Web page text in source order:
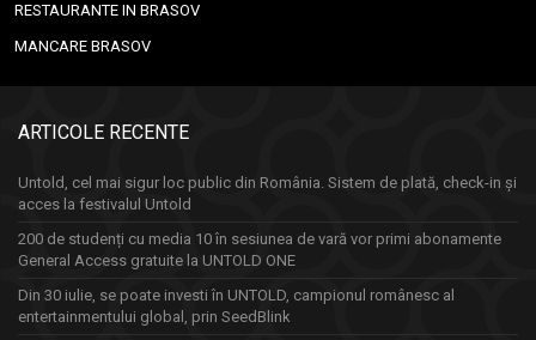
RESTAURANTE IN BRASOV
MANCARE BRASOV
ARTICOLE RECENTE
Untold, cel mai sigur loc public din România. Sistem de plată, check-in și
acces la festivalul Untold
200 de studenți cu media 10 în sesiunea de vară vor primi abonamente
General Access gratuite la UNTOLD ONE
Din 30 iulie, se poate investi în UNTOLD, campionul românesc al
entertainmentului global, prin SeedBlink